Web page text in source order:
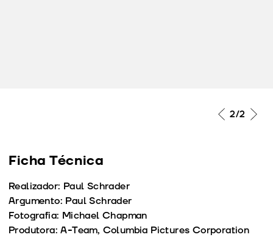
2/2
Ficha Técnica
Realizador: Paul Schrader
Argumento: Paul Schrader
Fotografia: Michael Chapman
Produtora: A-Team, Columbia Pictures Corporation